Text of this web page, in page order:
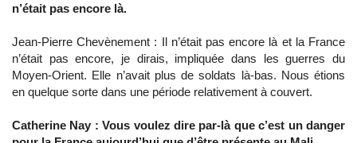
n’était pas encore là.
Jean-Pierre Chevènement : Il n’était pas encore là et la France
n’était pas encore, je dirais, impliquée dans les guerres du
Moyen-Orient. Elle n’avait plus de soldats là-bas. Nous étions
en quelque sorte dans une période relativement à couvert.
Catherine Nay : Vous voulez dire par-là que c’est un danger